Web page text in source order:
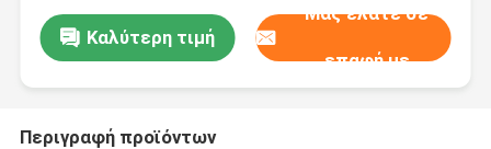
Καλύτερη τιμή
Μας ελάτε σε
επαφή με
Περιγραφή προϊόντων